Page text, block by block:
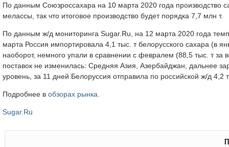
По данным Союзроссахара на 10 марта 2020 года производство
мелассы, так что итоговое производство будет порядка 7,7 млн т.
По данным ж/д мониторинга Sugar.Ru, на 12 марта 2020 года
марта Россия импортировала 4,1 тыс. т белорусского сахара (в
наоборот, немного упали в сравнении с февралем (88,5 тыс. т за
поставок не изменилась: Средняя Азия, Азербайджан, дальнее
уровень, за 11 дней Белоруссия отправила по российской ж/д 4,2
Подробнее в обзорах рынка
Sugar.Ru